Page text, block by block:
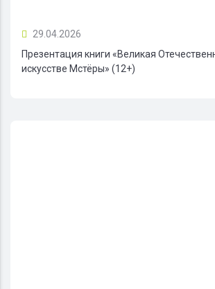
29.04.2026
Презентация книги «Великая
искусстве Мстёры» (12+)